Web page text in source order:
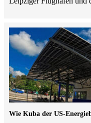
Wie Kuba der US-